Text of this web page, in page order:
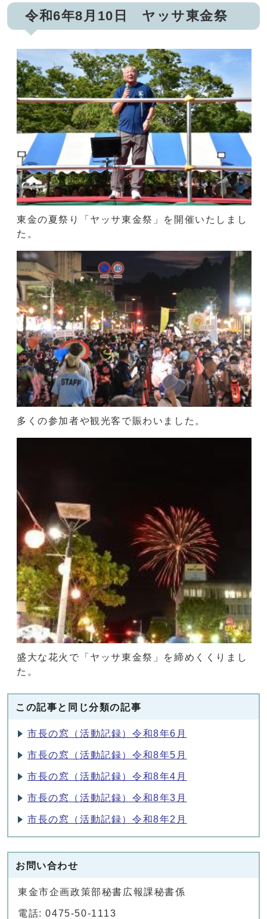
令和6年8月10日 ヤッサ東金祭
東金の夏祭り「ヤッサ東金祭」を開催いたしまし
た。
多くの参加者や観光客で賑わいました。
盛大な花火で「ヤッサ東金祭」を締めくくりまし
た。
この記事と同じ分類の記事
市長の窓（活動記録）令和8年6月
市長の窓（活動記録）令和8年5月
市長の窓（活動記録）令和8年4月
市長の窓（活動記録）令和8年3月
市長の窓（活動記録）令和8年2月
お問い合わせ
東金市企画政策部秘書広報課秘書係
電話: 0475-50-1113